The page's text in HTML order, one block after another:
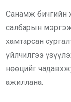
Санамж бичгийн
салбарын
хамтарсан
үйлчилгээ
нөөцийг
ажиллана.